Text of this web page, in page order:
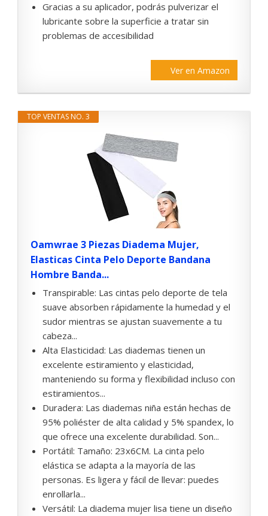
Gracias a su aplicador, podrás pulverizar el
lubricante sobre la superficie a tratar sin
problemas de accesibilidad
Ver en Amazon
TOP VENTAS NO. 3
Oamwrae 3 Piezas Diadema Mujer,
Elasticas Cinta Pelo Deporte Bandana
Hombre Banda...
Transpirable: Las cintas pelo deporte de tela
suave absorben rápidamente la humedad y el
sudor mientras se ajustan suavemente a tu
cabeza...
Alta Elasticidad: Las diademas tienen un
excelente estiramiento y elasticidad,
manteniendo su forma y flexibilidad incluso con
estiramientos...
Duradera: Las diademas niña están hechas de
95% poliéster de alta calidad y 5% spandex, lo
que ofrece una excelente durabilidad. Son...
Portátil: Tamaño: 23x6CM. La cinta pelo
elástica se adapta a la mayoría de las
personas. Es ligera y fácil de llevar: puedes
enrollarla...
Versátil: La diadema mujer lisa tiene un diseño